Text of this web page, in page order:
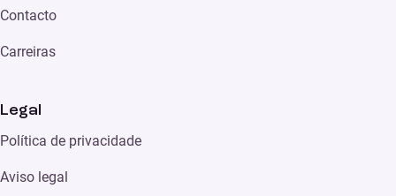
Contacto
Carreiras
Legal
Política de privacidade
Aviso legal